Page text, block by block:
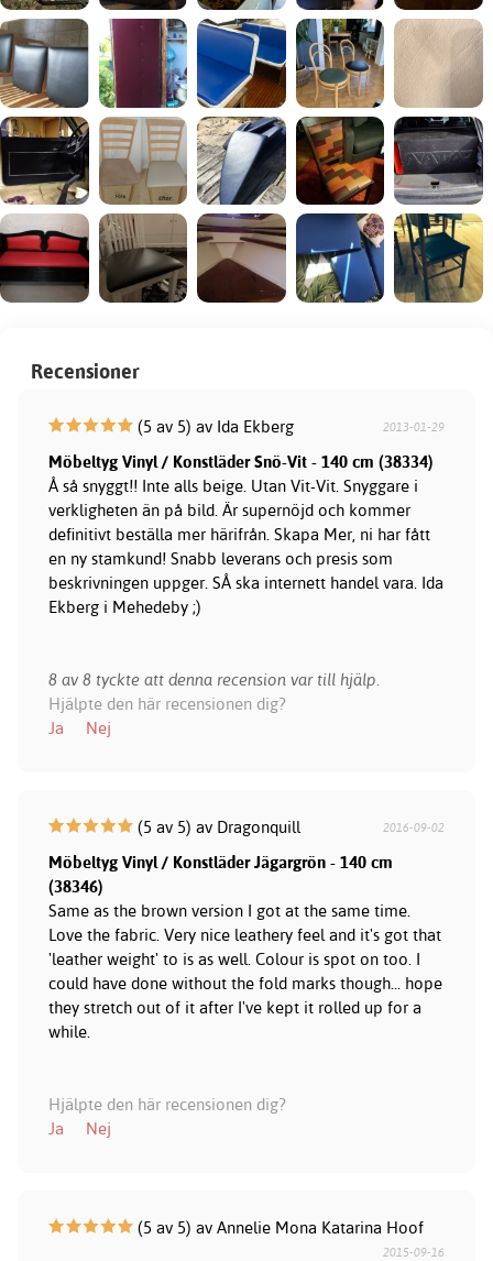
Recensioner
(5 av 5) av Ida Ekberg 2013-01-29
Möbeltyg Vinyl / Konstläder Snö-Vit - 140 cm (38334)
Å så snyggt!! Inte alls beige. Utan Vit-Vit. Snyggare i
verkligheten än på bild. Är supernöjd och kommer
definitivt beställa mer härifrån. Skapa Mer, ni har fått
en ny stamkund! Snabb leverans och presis som
beskrivningen uppger. SÅ ska internett handel vara. Ida
Ekberg i Mehedeby ;)
8 av 8 tyckte att denna recension var till hjälp.
Hjälpte den här recensionen dig?
Ja
Nej
(5 av 5) av Dragonquill 2016-09-02
Möbeltyg Vinyl / Konstläder Jägargrön - 140 cm
(38346)
Same as the brown version I got at the same time.
Love the fabric. Very nice leathery feel and it's got that
'leather weight' to is as well. Colour is spot on too. I
could have done without the fold marks though... hope
they stretch out of it after I've kept it rolled up for a
while.
Hjälpte den här recensionen dig?
Ja
Nej
(5 av 5) av Annelie Mona Katarina Hoof
2015-09-16